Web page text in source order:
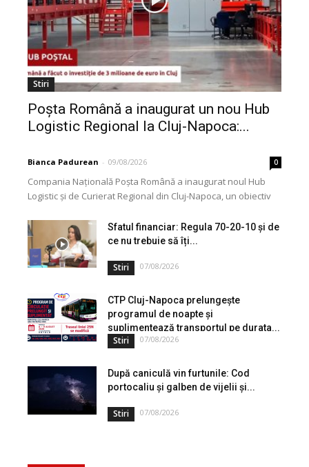
Stiri
Poșta Română a inaugurat un nou Hub
Logistic Regional la Cluj-Napoca:...
Bianca Padurean - 09/08/2026 0
Compania Națională Poșta Română a inaugurat noul Hub
Logistic și de Curierat Regional din Cluj-Napoca, un obiectiv
Sfatul financiar: Regula 70-20-10 și de
ce nu trebuie să îți...
Stiri 07/08/2026
CTP Cluj-Napoca prelungește
programul de noapte și
suplimentează transportul pe durata...
Stiri 07/08/2026
După caniculă vin furtunile: Cod
portocaliu și galben de vijelii și...
Stiri 07/08/2026